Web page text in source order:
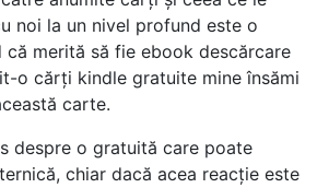
noi la un nivel profund este o
că merită să fie ebook descărcare
o cărți kindle gratuite mine însămi
carte.
despre o gratuită care poate
chiar dacă acea reacție este